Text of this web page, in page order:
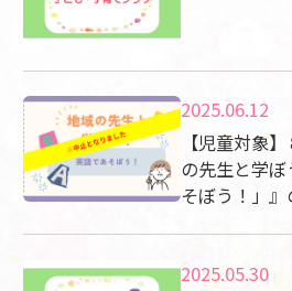
2025.06.12
【児童対象
の先生と学
そぼう！」
2025.05.30